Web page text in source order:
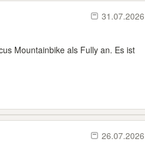
31.07.2026
Mountainbike als Fully an. Es ist
26.07.2026